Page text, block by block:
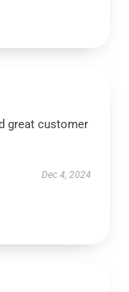
great customer
Dec 4, 2024